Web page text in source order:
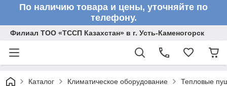
По наличию товара и цены, уточняйте по
телефону.
Филиал ТОО «ТССП Казахстан» в г. Усть-Каменогорск
Каталог Климатическое оборудование Тепловые